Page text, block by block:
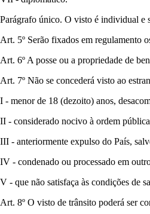
Parágrafo único. O visto é individual e
Art. 5º Serão fixados em regulamento
Art. 6º A posse ou a propriedade de
Art. 7º Não se concederá visto ao
I - menor de 18 (dezoito) anos,
II - considerado nocivo à ordem
III - anteriormente expulso do País,
IV - condenado ou processado em
V - que não satisfaça às condições de
Art. 8º O visto de trânsito poderá ser